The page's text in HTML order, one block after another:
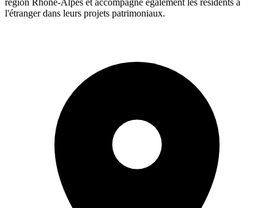
l'étranger dans leurs projets patrimoniaux.